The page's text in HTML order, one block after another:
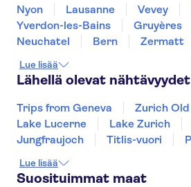
Nyon Lausanne Vevey
Yverdon-les-Bains
Gruyères
Neuchatel
Bern Zermatt
Lue lisää
Lähellä olevat nähtävyydet
Trips from Geneva
Zurich Old
Lake Lucerne
Lake Zurich
Jungfraujoch
Titlis-vuori
Sveitsin liikennemuseo
Lue lisää
Suosituimmat maat